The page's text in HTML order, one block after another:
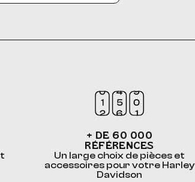
+ DE 60 000
RÉFÉRENCES
Un large choix de pièces et
accessoires pour votre Harley
Davidson